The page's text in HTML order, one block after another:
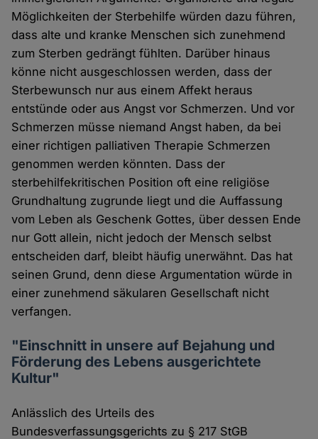
Möglichkeiten der Sterbehilfe würden dazu führen,
dass alte und kranke Menschen sich zunehmend
zum Sterben gedrängt fühlten. Darüber hinaus
könne nicht ausgeschlossen werden, dass der
Sterbewunsch nur aus einem Affekt heraus
entstünde oder aus Angst vor Schmerzen. Und vor
Schmerzen müsse niemand Angst haben, da bei
einer richtigen palliativen Therapie Schmerzen
genommen werden könnten. Dass der
sterbehilfekritischen Position oft eine religiöse
Grundhaltung zugrunde liegt und die Auffassung
vom Leben als Geschenk Gottes, über dessen Ende
nur Gott allein, nicht jedoch der Mensch selbst
entscheiden darf, bleibt häufig unerwähnt. Das hat
seinen Grund, denn diese Argumentation würde in
einer zunehmend säkularen Gesellschaft nicht
verfangen.
"Einschnitt in unsere auf Bejahung und
Förderung des Lebens ausgerichtete
Kultur"
Anlässlich des Urteils des
Bundesverfassungsgerichts zu § 217 StGB